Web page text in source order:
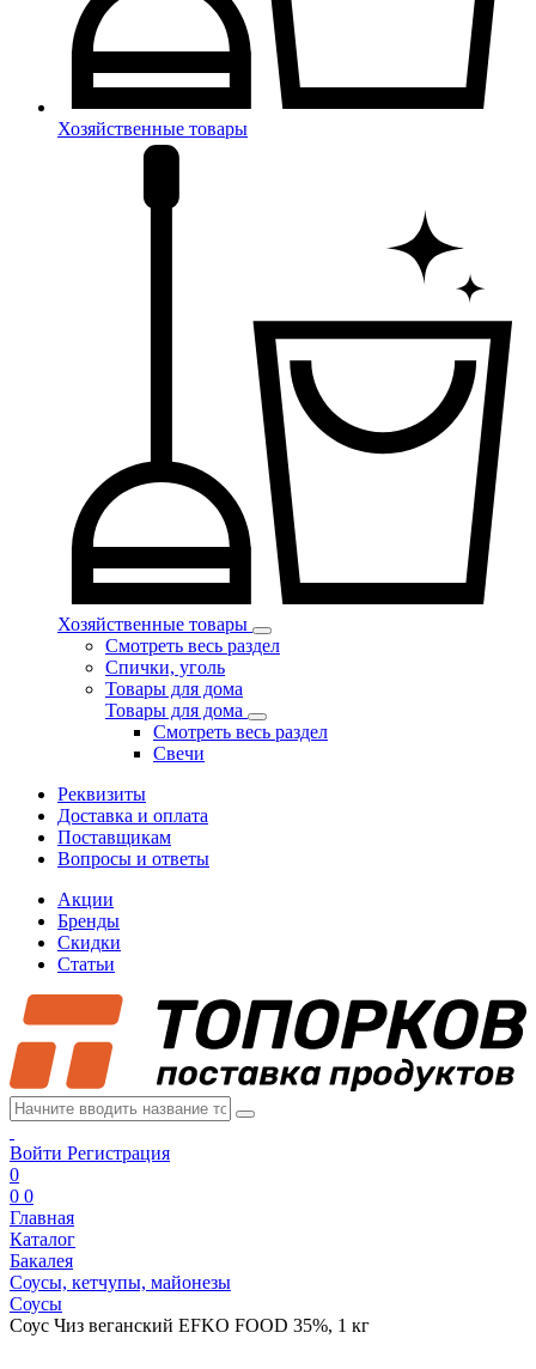
Хозяйственные товары
Хозяйственные товары
Смотреть весь раздел
Спички, уголь
Товары для дома
Товары для дома
Смотреть весь раздел
Свечи
Реквизиты
Доставка и оплата
Поставщикам
Вопросы и ответы
Акции
Бренды
Скидки
Статьи
Войти Регистрация
0
0 0
Главная
Каталог
Бакалея
Соусы, кетчупы, майонезы
Соусы
Соус Чиз веганский EFKO FOOD 35%, 1 кг